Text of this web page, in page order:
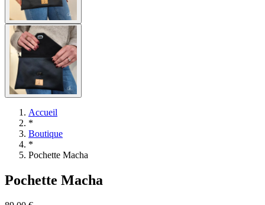
Accueil
*
Boutique
*
Pochette Macha
Pochette Macha